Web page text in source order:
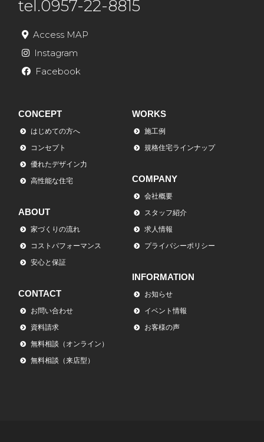
tel.0957-22-8815
Access MAP
Instagram
Facebook
CONCEPT
はじめての方へ
コンセプト
優れたデザイン力
高性能な住宅
ABOUT
家づくりの流れ
コストパフォーマンス
安心と保証
CONTACT
お問い合わせ
資料請求
無料相談（オンライン）
無料相談（来店型）
WORKS
施工例
規格住宅ラインナップ
COMPANY
会社概要
スタッフ紹介
求人情報
プライバシーポリシー
INFORMATION
お知らせ
イベント情報
お客様の声